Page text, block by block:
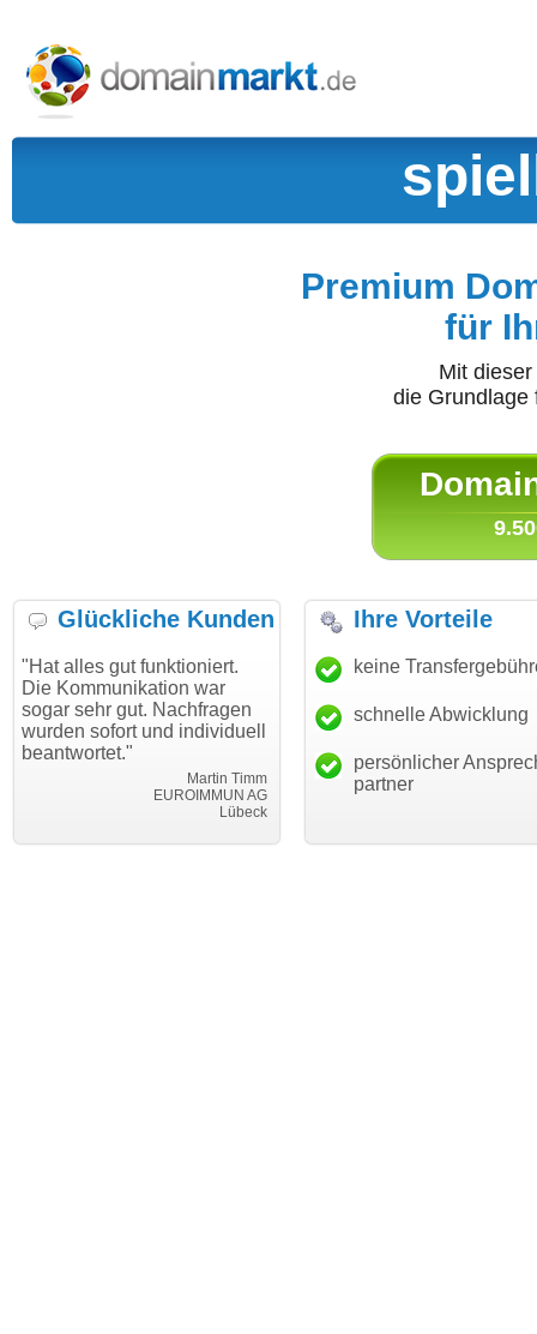
Premium
für
Mit
die
Glückliche Kunden
gut funktioniert.
war
sehr gut. Nachfragen
sofort und individuell
Martin Timm
EUROIMMUN AG
"Danke für den schnellen
Transfer und guten Service!"
Thomas Schäfer
i can eckert communication GmbH
"Ich
Ihre Vorteile
keine
schnelle Abwicklung
persönlicher
partner